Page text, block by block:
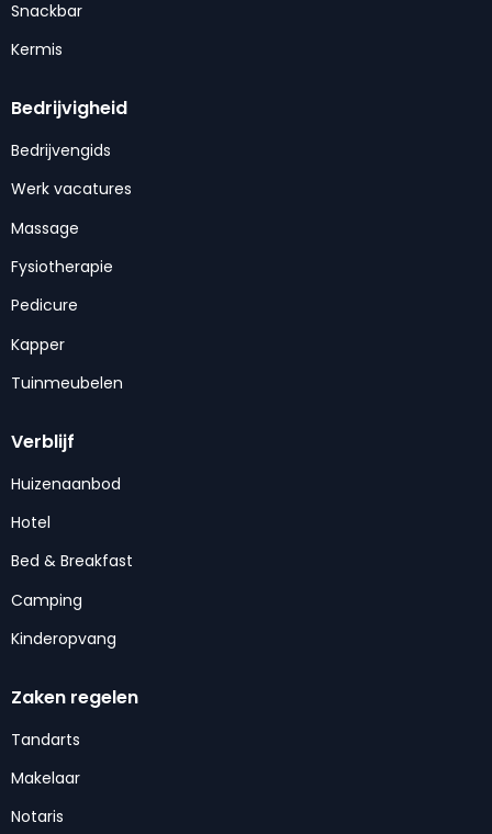
Snackbar
Kermis
Bedrijvigheid
Bedrijvengids
Werk vacatures
Massage
Fysiotherapie
Pedicure
Kapper
Tuinmeubelen
Verblijf
Huizenaanbod
Hotel
Bed & Breakfast
Camping
Kinderopvang
Zaken regelen
Tandarts
Makelaar
Notaris